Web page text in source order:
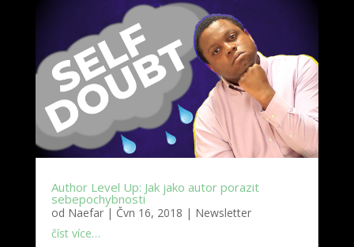
Author Level Up: Jak jako autor porazit
sebepochybnosti
od Naefar| Čvn 16, 2018 | Newsletter
číst více…